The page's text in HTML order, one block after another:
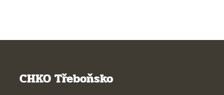
CHKO Třeboňsko